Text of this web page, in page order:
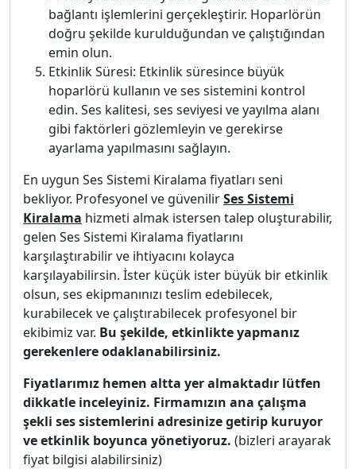
bağlantı işlemlerini gerçekleştirir. Hoparlörün
doğru şekilde kurulduğundan ve çalıştığından
emin olun.
Etkinlik Süresi: Etkinlik süresince büyük
hoparlörü kullanın ve ses sistemini kontrol
edin. Ses kalitesi, ses seviyesi ve yayılma alanı
gibi faktörleri gözlemleyin ve gerekirse
ayarlama yapılmasını sağlayın.
En uygun Ses Sistemi Kiralama fiyatları seni
bekliyor. Profesyonel ve güvenilirSes Sistemi
Kiralama hizmeti almak istersen talep oluşturabilir,
gelen Ses Sistemi Kiralama fiyatlarını
karşılaştırabilir ve ihtiyacını kolayca
karşılayabilirsin. İster küçük ister büyük bir etkinlik
olsun, ses ekipmanınızı teslim edebilecek,
kurabilecek ve çalıştırabilecek profesyonel bir
ekibimiz var. Bu şekilde, etkinlikte yapmanız
gerekenlere odaklanabilirsiniz.
Fiyatlarımız hemen altta yer almaktadır lütfen
dikkatle inceleyiniz. Firmamızın ana çalışma
şekli ses sistemlerini adresinize getirip kuruyor
ve etkinlik boyunca yönetiyoruz. (bizleri arayarak
fiyat bilgisi alabilirsiniz)